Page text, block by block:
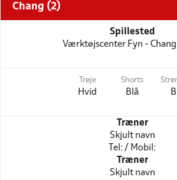
Chang (2)
Spillested
Værktøjscenter Fyn - Chang
Trøje
Hvid
Shorts
Blå
Træner
Skjult navn
Tel: / Mobil:
Træner
Skjult navn